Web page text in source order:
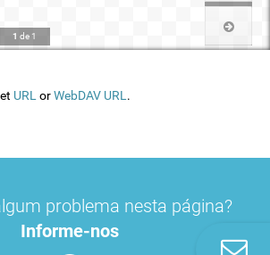
1 de 1
URL orWebDAV URL .
problema nesta página?
Informe-nos